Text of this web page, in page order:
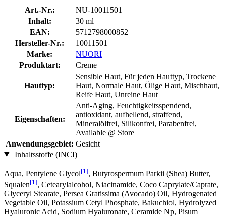
Art.-Nr.:
NU-10011501
Inhalt:
30 ml
EAN:
5712798000852
Hersteller-Nr.:
10011501
Marke:
NUORI
Produktart:
Creme
Hauttyp:
Sensible Haut, Für jeden Hauttyp, Trockene
Haut, Normale Haut, Ölige Haut, Mischhaut,
Reife Haut, Unreine Haut
Eigenschaften:
Anti-Aging, Feuchtigkeitsspendend,
antioxidant, aufhellend, straffend,
Mineralölfrei, Silikonfrei, Parabenfrei,
Available @ Store
Anwendungsgebiet: Gesicht
Inhaltsstoffe (INCI)
Aqua, Pentylene Glycol[1], Butyrospermum Parkii (Shea) Butter,
Squalen[1], Cetearylalcohol, Niacinamide, Coco Caprylate/Caprate,
Glyceryl Stearate, Persea Gratissima (Avocado) Oil, Hydrogenated
Vegetable Oil, Potassium Cetyl Phosphate, Bakuchiol, Hydrolyzed
Hyaluronic Acid, Sodium Hyaluronate, Ceramide Np, Pisum